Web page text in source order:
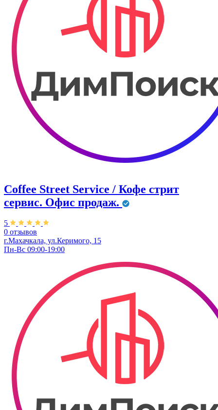
Coffee Street Service / Кофе стрит
сервис. Офис продаж.
5
0 отзывов
г.Махачкала, ул.Керимого, 15
Пн-Вс 09:00-19:00